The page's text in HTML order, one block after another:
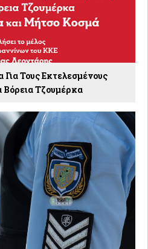
Τους Εκτελεσμένους
Βόρεια Τζουμέρκα